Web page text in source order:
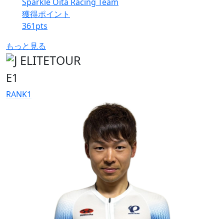
獲得ポイント
361pts
もっと見る
E1
RANK1